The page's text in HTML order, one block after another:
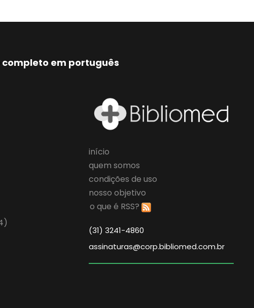
em português
início
quem somos
condições de uso
nosso objetivo
o que é RSS?
(31) 3241-4860
assinaturas@corp.bibliomed.com.br